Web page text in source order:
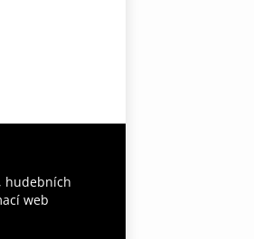
hudebních
web